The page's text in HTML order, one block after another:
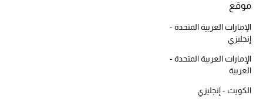
مكتشف العطور
المكياج
العناية بالبشرة
موقع
الإمارات العربية المتحدة -
إنجليزي
الإمارات العربية المتحدة -
العربية
الكويت - إنجليزي